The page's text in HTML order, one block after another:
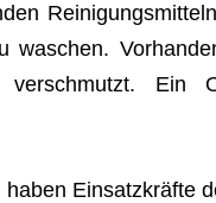
Ein
Ein­satz­kräfte